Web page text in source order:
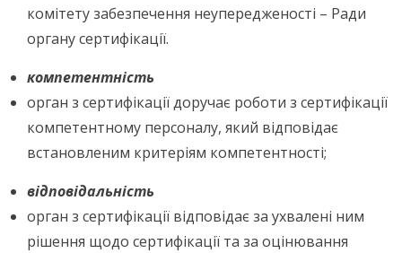
комітету забезпечення неупередженості – Ради
органу сертифікації.
компетентність
орган з сертифікації доручає роботи з сертифікації
компетентному персоналу, який відповідає
встановленим критеріям компетентності;
відповідальність
орган з сертифікації відповідає за ухвалені ним
рішення щодо сертифікації та за оцінювання